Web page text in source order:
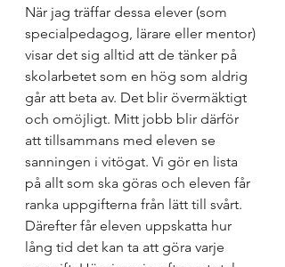
När jag träffar dessa elever (som
specialpedagog, lärare eller mentor)
visar det sig alltid att de tänker på
skolarbetet som en hög som aldrig
går att beta av. Det blir övermäktigt
och omöjligt. Mitt jobb blir därför
att tillsammans med eleven se
sanningen i vitögat. Vi gör en lista
på allt som ska göras och eleven får
ranka uppgifterna från lätt till svårt.
Därefter får eleven uppskatta hur
lång tid det kan ta att göra varje